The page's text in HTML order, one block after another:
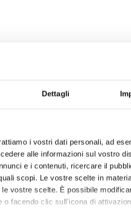
Dettagli
i vostri dati personali, ad
alle informazioni sul vostro
e i contenuti, ricercare il
scopi. Le vostre scelte in
vostre scelte. È possibile
o facendo clic sull'icona di
i
degli interventi di